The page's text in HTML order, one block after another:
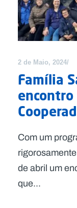
2 de Maio, 2024
Família
encontro
Com um
de abril um
que...